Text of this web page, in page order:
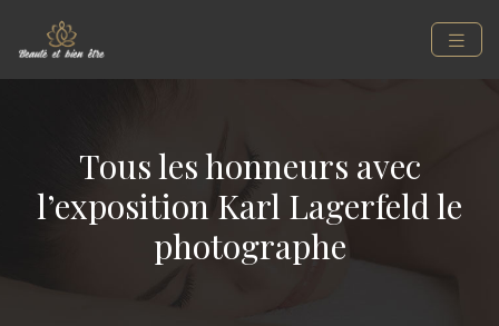
Tous les honneurs avec
l’exposition Karl Lagerfeld le
photographe